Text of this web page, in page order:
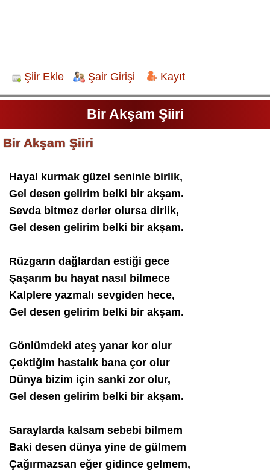
Şiir Ekle Şair Girişi Kayıt
Bir Akşam Şiiri
Bir Akşam Şiiri
Hayal kurmak güzel seninle birlik,
Gel desen gelirim belki bir akşam.
Sevda bitmez derler olursa dirlik,
Gel desen gelirim belki bir akşam.
Rüzgarın dağlardan estiği gece
Şaşarım bu hayat nasıl bilmece
Kalplere yazmalı sevgiden hece,
Gel desen gelirim belki bir akşam.
Gönlümdeki ateş yanar kor olur
Çektiğim hastalık bana çor olur
Dünya bizim için sanki zor olur,
Gel desen gelirim belki bir akşam.
Saraylarda kalsam sebebi bilmem
Baki desen dünya yine de gülmem
Çağırmazsan eğer gidince gelmem,